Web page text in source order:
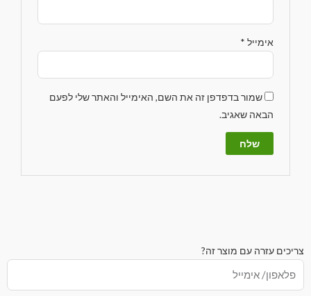
אימייל *
שמור בדפדפן זה את השם, האימייל והאתר שלי לפעם
הבאה שאגיב.
צריכים עזרה עם מוצר זה?